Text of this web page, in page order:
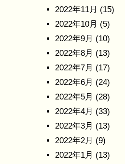
2022年11月 (15)
2022年10月 (5)
2022年9月 (10)
2022年8月 (13)
2022年7月 (17)
2022年6月 (24)
2022年5月 (28)
2022年4月 (33)
2022年3月 (13)
2022年2月 (9)
2022年1月 (13)